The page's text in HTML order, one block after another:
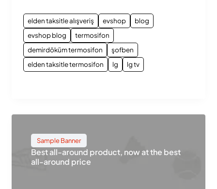
elden taksitle alışveriş evshop
blog
evshop blog
termosifon
demirdöküm termosifon
şofben
elden taksitle termosifon
lg lg tv
Sample Banner
Best all-around product, now at the best
all-around price